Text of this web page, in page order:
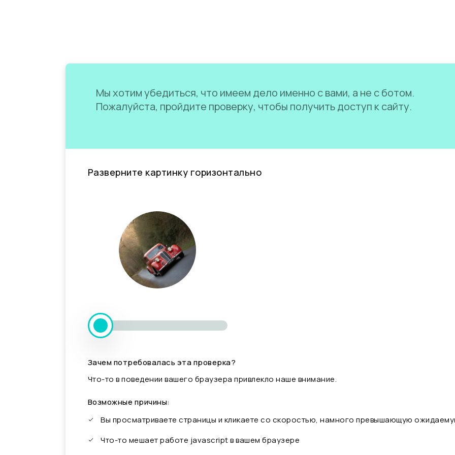
Мы хотим убедиться, что имеем дело именно с вами, а не с ботом.
Пожалуйста, пройдите проверку, чтобы получить доступ к сайту.
Разверните картинку горизонтально
Зачем потребовалась эта проверка?
Что-то в поведении вашего браузера привлекло наше внимание.
Возможные причины:
Вы просматриваете страницы и кликаете со скоростью, намного превышающую
Что-то мешает работе javascript в вашем браузере